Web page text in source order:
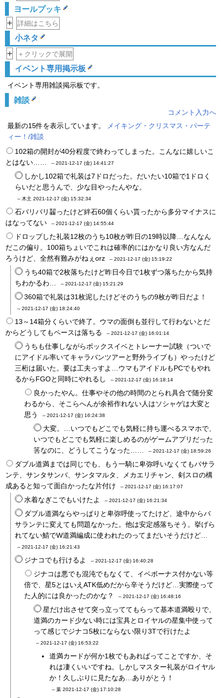
ヨールプッキ
+ 詳細はこちら
小ネタ
+ ＋クリックで展開
イベント専用掲示板
イベント専用雑談掲示板です。
雑談
コメント入力へ
最新の15件を表示しています。
メイキング・クリスマス・パーテ
ィー！/雑談
102箱の開封が40分程度で終わってしまった。こんなに嬉しいこ
とはない……
-- 2021-12-17 (金) 14:41:27
しかし102箱で礼装は7ドロだった。だいたい10箱で1ドロく
らいだと思うんで、少な目やったんやな。
-- 木主 2021-12-17 (金) 15:32:34
石バリバリ齧ったけど絆石60個くらい貰ったから多分マイナスに
はなってない
-- 2021-12-17 (金) 14:55:44
ドロップした礼装12枚のうち10枚が昨日の19時以降…なんなん
だこの偏り。100箱ちょいでこれは確率的にはかなり良い方なんだ
ろうけど、全然有難みがねぇorz
-- 2021-12-17 (金) 15:19:22
うち40箱で2枚落ちたけど昨日今日で1枚ずつ落ちたから気持
ちわかるわ…
-- 2021-12-17 (金) 15:21:29
360箱で礼装は31枚泥したけどそのうちの9枚が昨日だよ！
-- 2021-12-17 (金) 18:24:40
13～14箱分くらいで終了。ウマの面倒も並行して行わないとだ
からどうしてもペースは落ちる
-- 2021-12-17 (金) 16:01:14
うちも仕事しながらボックスイベとトレーナー試験（ついで
にアイドル率いてキャラバンツアーと野外ライブも）やったけど
三桁は届いた。要は工夫っすよ…ウマもアイドルもPCでもやれ
るからFGOと同時にやれるし
-- 2021-12-17 (金) 16:18:14
良かったやん。仕事やその他の時間のとられ具合で随分変
わるから、そこらへんが余裕作れない人はソシャゲは大変と
思う
-- 2021-12-17 (金) 16:24:38
大変。…いつでもどこでも気軽に持ち運べるスマホで、
いつでもどこでも気軽に楽しめるのがゲームアプリだった
筈なのに、どうしてこうなった……
-- 2021-12-17 (金) 18:59:26
ダブル道満までは同じでも、もう一騎に卑弥呼いなくてもバサラ
ンテ、サンタサンバ、サンタマルタ、メカエリチャン、剣スロの構
成あると知って面白かったな片付け
-- 2021-12-17 (金) 16:17:07
水着なぎこでもいけたよ -- 2021-12-17 (金) 16:21:34
ダブル道満ならやっぱりと卑弥呼使ってたけど、途中からバ
サランテに変えても問題なかった。他は安定感落ちそう。挙げら
れてない鯖でW道満編成に使われたのってまだいそうだけど…
-- 2021-12-17 (金) 16:21:43
ジナコでも行けるよ -- 2021-12-17 (金) 16:40:28
ジナコは悪でも混沌でもなくて、イベボーナス付かない等
倍で、星5とはいえATK低めだから辛そうだけど…実際使って
た人的には良かったのかな？
-- 2021-12-17 (金) 16:48:16
星だけ出させて突っ立っててもらって基本道満殴りで、
道満のカード少ない時には宝具とロイヤルの星集中使って
って感じでジナコ5枚にならない限り3Tで行けたよ
-- 2021-12-17 (金) 16:53:22
道満カードが何か1枚でもあればってことですか、そ
れは凄くいいですね。しかしマスター礼装がロイヤル
か！久しぶりに見たなあ…ありがとう！
-- 葉 2021-12-17 (金) 17:10:28